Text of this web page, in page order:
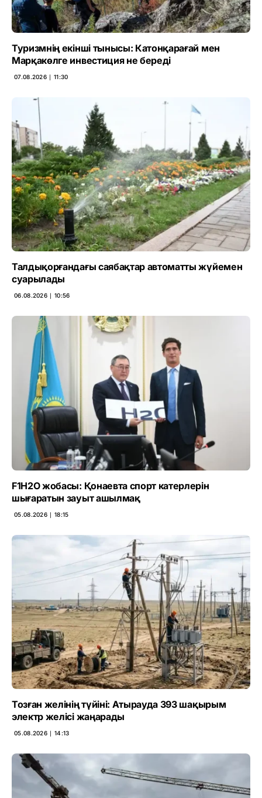
Туризмнің екінші тынысы: Катонқарағай мен
Марқакөлге инвестиция не береді
07.08.2026 ∣ 11:30
Талдықорғандағы саябақтар автоматты жүйемен
суарылады
06.08.2026 ∣ 10:56
F1H2O жобасы: Қонаевта спорт катерлерін
шығаратын зауыт ашылмақ
05.08.2026 ∣ 18:15
Тозған желінің түйіні: Атырауда 393 шақырым
электр желісі жаңарады
05.08.2026 ∣ 14:13